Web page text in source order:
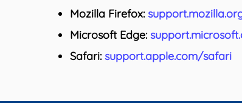
Mozilla Firefox:
Microsoft Edge:
Safari: support.apple.com/safari